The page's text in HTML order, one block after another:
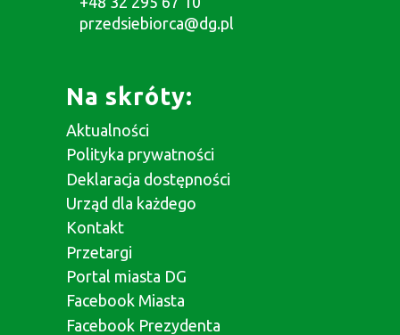
przedsiebiorca@dg.pl
Na skróty:
Aktualności
Polityka prywatności
Deklaracja dostępności
Urząd dla każdego
Kontakt
Przetargi
Portal miasta DG
Facebook Miasta
Facebook Prezydenta